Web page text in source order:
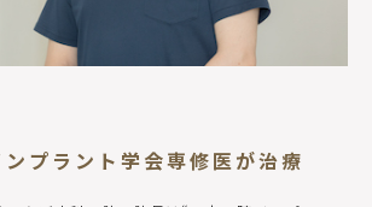
プラント学会専修医が治療